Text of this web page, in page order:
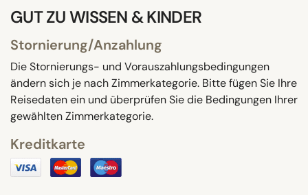
GUT ZU WISSEN & KINDER
Stornierung/Anzahlung
Die Stornierungs- und Vorauszahlungsbedingungen
ändern sich je nach Zimmerkategorie. Bitte fügen Sie Ihre
Reisedaten ein und überprüfen Sie die Bedingungen Ihrer
gewählten Zimmerkategorie.
Kreditkarte